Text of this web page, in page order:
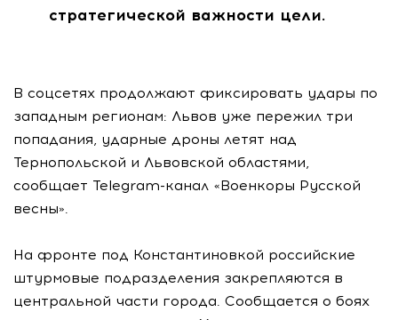
стратегической важности цели.
В соцсетях продолжают фиксировать удары по
западным регионам: Львов уже пережил три
попадания, ударные дроны летят над
Тернопольской и Львовской областями,
сообщает Telegram-канал «Военкоры Русской
весны».
На фронте под Константиновкой российские
штурмовые подразделения закрепляются в
центральной части города. Сообщается о боях